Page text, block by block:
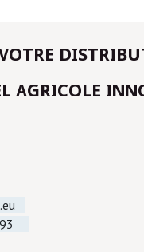
AGRICOLE
93